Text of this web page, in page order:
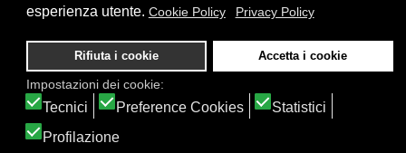
esperienza utente. Cookie Policy Privacy Policy
Rifiuta i cookie Accetta i cookie
Impostazioni dei cookie:
Tecnici Preference Cookies
Statistici
Profilazione
ENGINEERING BY